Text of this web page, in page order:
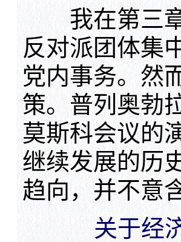
我在第三章
反对派团体集
党内事务。然
策。普列奥勃
莫斯科会议的
继续发展的历
趋向，并不意
关于经济